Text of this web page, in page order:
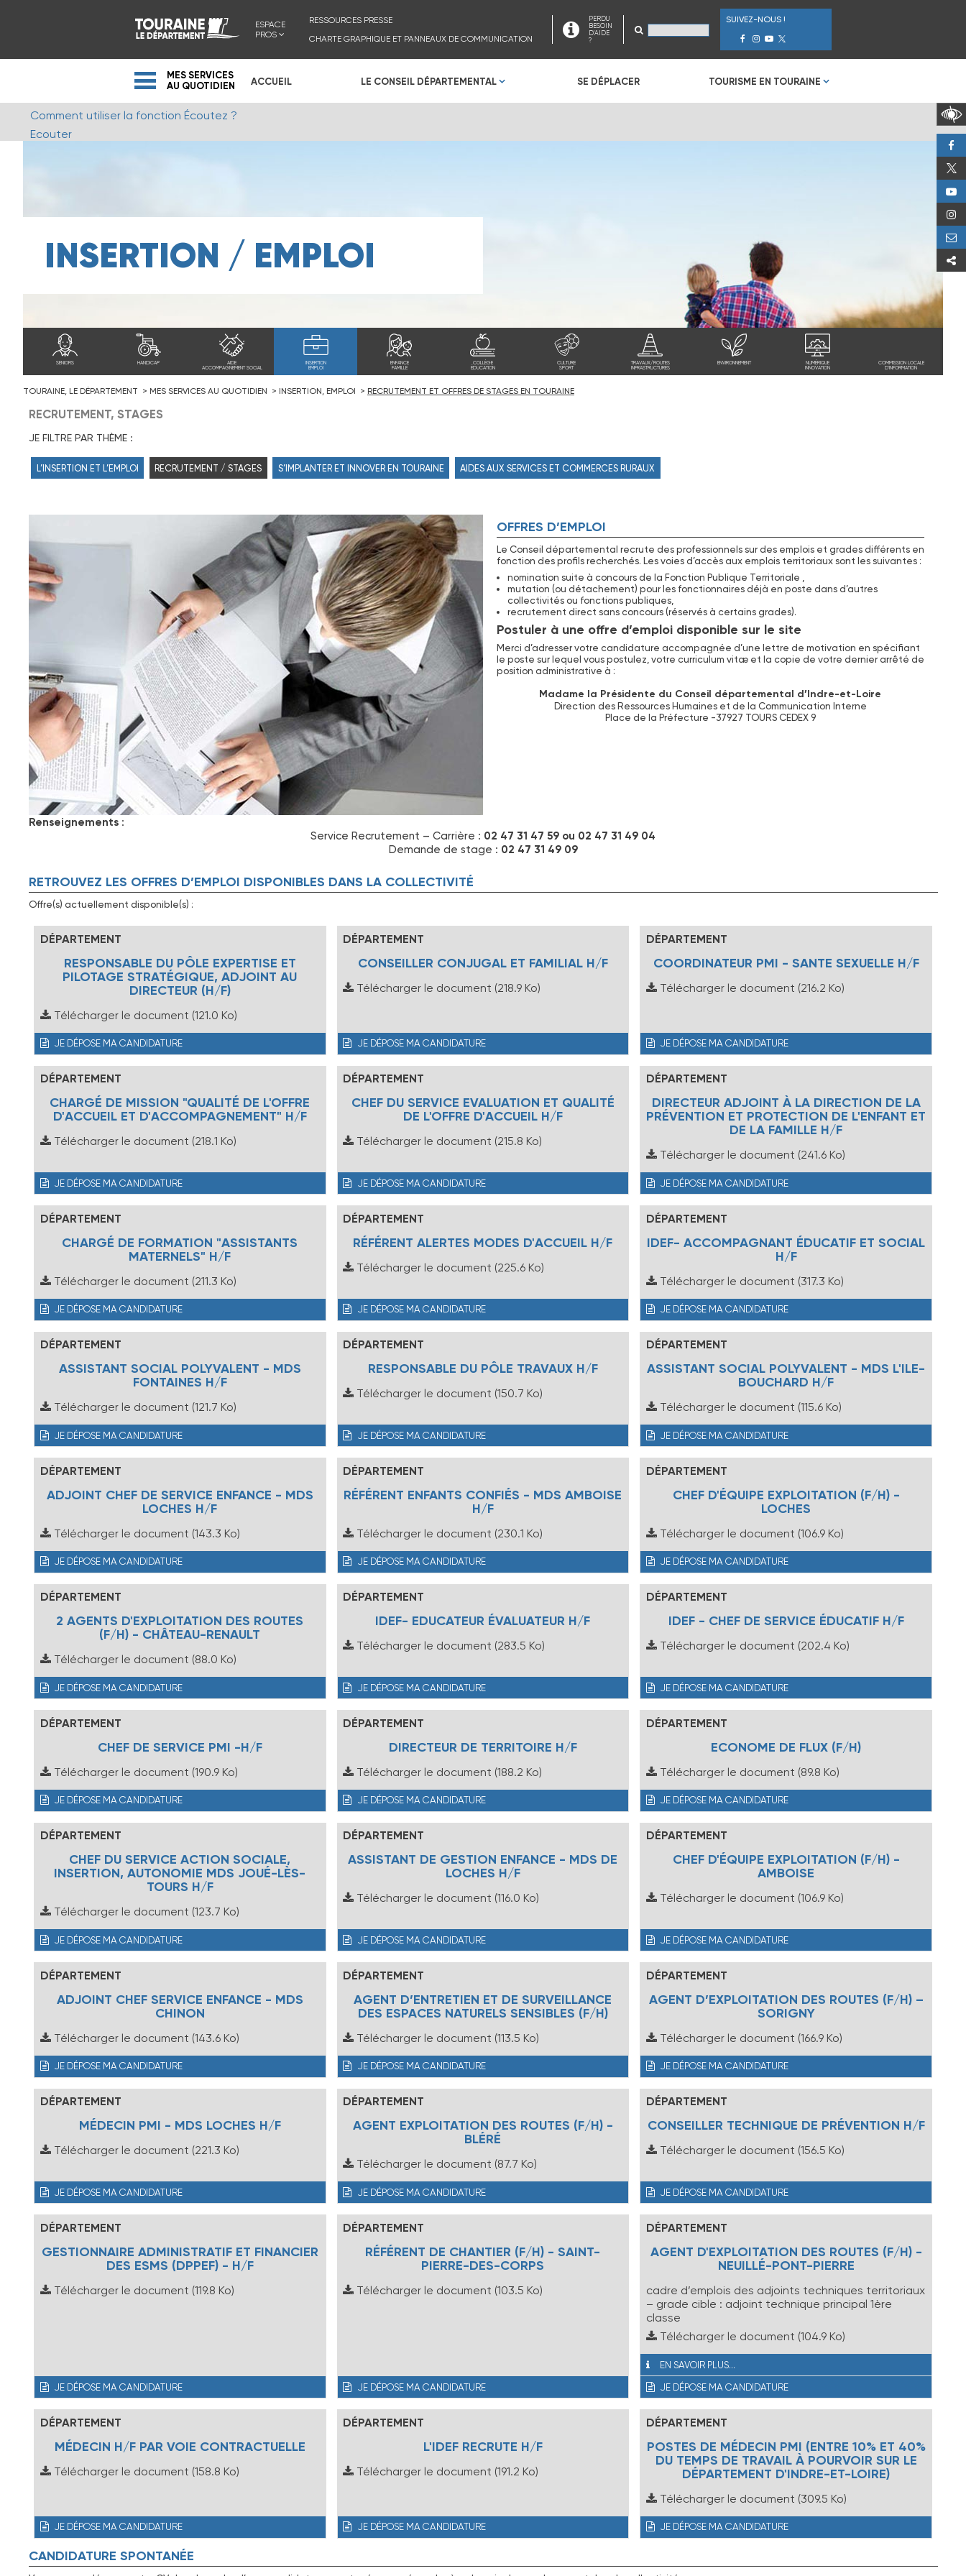
ESPACE
PROS
RESSOURCES PRESSE
CHARTE GRAPHIQUE ET PANNEAUX DE COMMUNICATION
PERDU
BESOIN
D'AIDE
?
SUIVEZ-NOUS !
MES SERVICES
AU QUOTIDIEN
ACCUEIL LE CONSEIL DÉPARTEMENTAL SE DÉPLACER TOURISME EN TOURAINE
Comment utiliser la fonction Écoutez ?
Ecouter
INSERTION / EMPLOI
SENIORS HANDICAP
AIDE
ACCOMPAGNEMENT SOCIAL
INSERTION
EMPLOI
ENFANCE
FAMILLE
COLLÈGE
ÉDUCATION
CULTURE
SPORT
TRAVAUX/ROUTES
INFRASTRUCTURES
ENVIRONNEMENT
NUMÉRIQUE
INNOVATION
COMMISSION LOCALE
D'INFORMATION
TOURAINE, LE DÉPARTEMENT MES SERVICES AU QUOTIDIEN INSERTION, EMPLOI RECRUTEMENT ET OFFRES DE STAGES EN TOURAINE
RECRUTEMENT, STAGES
JE FILTRE PAR THÈME :
L’INSERTION ET L’EMPLOI RECRUTEMENT / STAGES S’IMPLANTER ET INNOVER EN TOURAINE AIDES AUX SERVICES ET COMMERCES RURAUX
OFFRES D’EMPLOI
Le Conseil départemental recrute des professionnels sur des emplois et grades différents en
fonction des profils recherchés. Les voies d’accès aux emplois territoriaux sont les suivantes :
nomination suite à concours de la Fonction Publique Territoriale ,
mutation (ou détachement) pour les fonctionnaires déjà en poste dans d’autres
collectivités ou fonctions publiques,
recrutement direct sans concours (réservés à certains grades).
Postuler à une offre d’emploi disponible sur le site
Merci d’adresser votre candidature accompagnée d’une lettre de motivation en spécifiant
le poste sur lequel vous postulez, votre curriculum vitæ et la copie de votre dernier arrêté de
position administrative à :
Madame la Présidente du Conseil départemental d’Indre-et-Loire
Direction des Ressources Humaines et de la Communication Interne
Place de la Préfecture -37927 TOURS CEDEX 9
Renseignements:
Service Recrutement – Carrière : 02 47 31 47 59 ou 02 47 31 49 04
Demande de stage : 02 47 31 49 09
RETROUVEZ LES OFFRES D’EMPLOI DISPONIBLES DANS LA COLLECTIVITÉ
Offre(s) actuellement disponible(s) :
DÉPARTEMENT
RESPONSABLE DU PÔLE EXPERTISE ET
PILOTAGE STRATÉGIQUE, ADJOINT AU
DIRECTEUR (H/F)
Télécharger le document (121.0 Ko)
JE DÉPOSE MA CANDIDATURE
DÉPARTEMENT
CONSEILLER CONJUGAL ET FAMILIAL H/F
Télécharger le document (218.9 Ko)
JE DÉPOSE MA CANDIDATURE
DÉPARTEMENT
COORDINATEUR PMI - SANTE SEXUELLE H/F
Télécharger le document (216.2 Ko)
JE DÉPOSE MA CANDIDATURE
DÉPARTEMENT
CHARGÉ DE MISSION "QUALITÉ DE L'OFFRE
D'ACCUEIL ET D'ACCOMPAGNEMENT" H/F
Télécharger le document (218.1 Ko)
JE DÉPOSE MA CANDIDATURE
DÉPARTEMENT
CHEF DU SERVICE EVALUATION ET QUALITÉ
DE L'OFFRE D'ACCUEIL H/F
Télécharger le document (215.8 Ko)
JE DÉPOSE MA CANDIDATURE
DÉPARTEMENT
DIRECTEUR ADJOINT À LA DIRECTION DE LA
PRÉVENTION ET PROTECTION DE L'ENFANT ET
DE LA FAMILLE H/F
Télécharger le document (241.6 Ko)
JE DÉPOSE MA CANDIDATURE
DÉPARTEMENT
CHARGÉ DE FORMATION "ASSISTANTS
MATERNELS" H/F
Télécharger le document (211.3 Ko)
JE DÉPOSE MA CANDIDATURE
DÉPARTEMENT
RÉFÉRENT ALERTES MODES D'ACCUEIL H/F
Télécharger le document (225.6 Ko)
JE DÉPOSE MA CANDIDATURE
DÉPARTEMENT
IDEF- ACCOMPAGNANT ÉDUCATIF ET SOCIAL
H/F
Télécharger le document (317.3 Ko)
JE DÉPOSE MA CANDIDATURE
DÉPARTEMENT
ASSISTANT SOCIAL POLYVALENT - MDS
FONTAINES H/F
Télécharger le document (121.7 Ko)
JE DÉPOSE MA CANDIDATURE
DÉPARTEMENT
RESPONSABLE DU PÔLE TRAVAUX H/F
Télécharger le document (150.7 Ko)
JE DÉPOSE MA CANDIDATURE
DÉPARTEMENT
ASSISTANT SOCIAL POLYVALENT - MDS L'ILE-
BOUCHARD H/F
Télécharger le document (115.6 Ko)
JE DÉPOSE MA CANDIDATURE
DÉPARTEMENT
ADJOINT CHEF DE SERVICE ENFANCE - MDS
LOCHES H/F
Télécharger le document (143.3 Ko)
JE DÉPOSE MA CANDIDATURE
DÉPARTEMENT
RÉFÉRENT ENFANTS CONFIÉS - MDS AMBOISE
H/F
Télécharger le document (230.1 Ko)
JE DÉPOSE MA CANDIDATURE
DÉPARTEMENT
CHEF D'ÉQUIPE EXPLOITATION (F/H) -
LOCHES
Télécharger le document (106.9 Ko)
JE DÉPOSE MA CANDIDATURE
DÉPARTEMENT
2 AGENTS D'EXPLOITATION DES ROUTES
(F/H) - CHÂTEAU-RENAULT
Télécharger le document (88.0 Ko)
JE DÉPOSE MA CANDIDATURE
DÉPARTEMENT
IDEF- EDUCATEUR ÉVALUATEUR H/F
Télécharger le document (283.5 Ko)
JE DÉPOSE MA CANDIDATURE
DÉPARTEMENT
IDEF - CHEF DE SERVICE ÉDUCATIF H/F
Télécharger le document (202.4 Ko)
JE DÉPOSE MA CANDIDATURE
DÉPARTEMENT
CHEF DE SERVICE PMI -H/F
Télécharger le document (190.9 Ko)
JE DÉPOSE MA CANDIDATURE
DÉPARTEMENT
DIRECTEUR DE TERRITOIRE H/F
Télécharger le document (188.2 Ko)
JE DÉPOSE MA CANDIDATURE
DÉPARTEMENT
ECONOME DE FLUX (F/H)
Télécharger le document (89.8 Ko)
JE DÉPOSE MA CANDIDATURE
DÉPARTEMENT
CHEF DU SERVICE ACTION SOCIALE,
INSERTION, AUTONOMIE MDS JOUÉ-LÈS-
TOURS H/F
Télécharger le document (123.7 Ko)
JE DÉPOSE MA CANDIDATURE
DÉPARTEMENT
ASSISTANT DE GESTION ENFANCE - MDS DE
LOCHES H/F
Télécharger le document (116.0 Ko)
JE DÉPOSE MA CANDIDATURE
DÉPARTEMENT
CHEF D'ÉQUIPE EXPLOITATION (F/H) -
AMBOISE
Télécharger le document (106.9 Ko)
JE DÉPOSE MA CANDIDATURE
DÉPARTEMENT
ADJOINT CHEF SERVICE ENFANCE - MDS
CHINON
Télécharger le document (143.6 Ko)
JE DÉPOSE MA CANDIDATURE
DÉPARTEMENT
AGENT D’ENTRETIEN ET DE SURVEILLANCE
DES ESPACES NATURELS SENSIBLES (F/H)
Télécharger le document (113.5 Ko)
JE DÉPOSE MA CANDIDATURE
DÉPARTEMENT
AGENT D’EXPLOITATION DES ROUTES (F/H) –
SORIGNY
Télécharger le document (166.9 Ko)
JE DÉPOSE MA CANDIDATURE
DÉPARTEMENT
MÉDECIN PMI - MDS LOCHES H/F
Télécharger le document (221.3 Ko)
JE DÉPOSE MA CANDIDATURE
DÉPARTEMENT
AGENT EXPLOITATION DES ROUTES (F/H) -
BLÉRÉ
Télécharger le document (87.7 Ko)
JE DÉPOSE MA CANDIDATURE
DÉPARTEMENT
CONSEILLER TECHNIQUE DE PRÉVENTION H/F
Télécharger le document (156.5 Ko)
JE DÉPOSE MA CANDIDATURE
DÉPARTEMENT
GESTIONNAIRE ADMINISTRATIF ET FINANCIER
DES ESMS (DPPEF) - H/F
Télécharger le document (119.8 Ko)
JE DÉPOSE MA CANDIDATURE
DÉPARTEMENT
RÉFÉRENT DE CHANTIER (F/H) - SAINT-
PIERRE-DES-CORPS
Télécharger le document (103.5 Ko)
JE DÉPOSE MA CANDIDATURE
DÉPARTEMENT
AGENT D'EXPLOITATION DES ROUTES (F/H) -
NEUILLÉ-PONT-PIERRE
cadre d’emplois des adjoints techniques territoriaux
– grade cible : adjoint technique principal 1ère
classe
Télécharger le document (104.9 Ko)
EN SAVOIR PLUS...
JE DÉPOSE MA CANDIDATURE
DÉPARTEMENT
MÉDECIN H/F PAR VOIE CONTRACTUELLE
Télécharger le document (158.8 Ko)
JE DÉPOSE MA CANDIDATURE
DÉPARTEMENT
L'IDEF RECRUTE H/F
Télécharger le document (191.2 Ko)
JE DÉPOSE MA CANDIDATURE
DÉPARTEMENT
POSTES DE MÉDECIN PMI (ENTRE 10% ET 40%
DU TEMPS DE TRAVAIL À POURVOIR SUR LE
DÉPARTEMENT D'INDRE-ET-LOIRE)
Télécharger le document (309.5 Ko)
JE DÉPOSE MA CANDIDATURE
CANDIDATURE SPONTANÉE